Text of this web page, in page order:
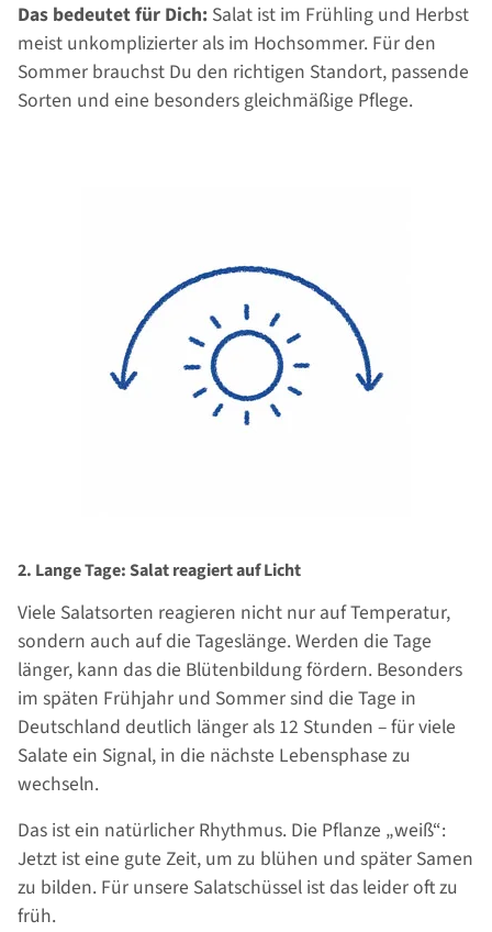
Das bedeutet für Dich: Salat ist im Frühling und Herbst
meist unkomplizierter als im Hochsommer. Für den
Sommer brauchst Du den richtigen Standort, passende
Sorten und eine besonders gleichmäßige Pflege.
2. Lange Tage: Salat reagiert auf Licht
Viele Salatsorten reagieren nicht nur auf Temperatur,
sondern auch auf die Tageslänge. Werden die Tage
länger, kann das die Blütenbildung fördern. Besonders
im späten Frühjahr und Sommer sind die Tage in
Deutschland deutlich länger als 12 Stunden – für viele
Salate ein Signal, in die nächste Lebensphase zu
wechseln.
Das ist ein natürlicher Rhythmus. Die Pflanze „weiß“:
Jetzt ist eine gute Zeit, um zu blühen und später Samen
zu bilden. Für unsere Salatschüssel ist das leider oft zu
früh.